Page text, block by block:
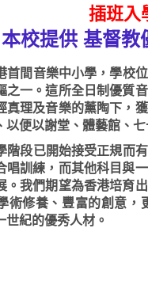
插班入
本校提供 基督教
間音樂中小學，學校
之一。這所全日制優質
真理及音樂的薰陶下，
以便以謝堂、體藝館、
段已開始接受正規而
唱訓練，而其他科目與
。我們期望為香港培育
術修養、豐富的創意，
世紀的優秀人材。